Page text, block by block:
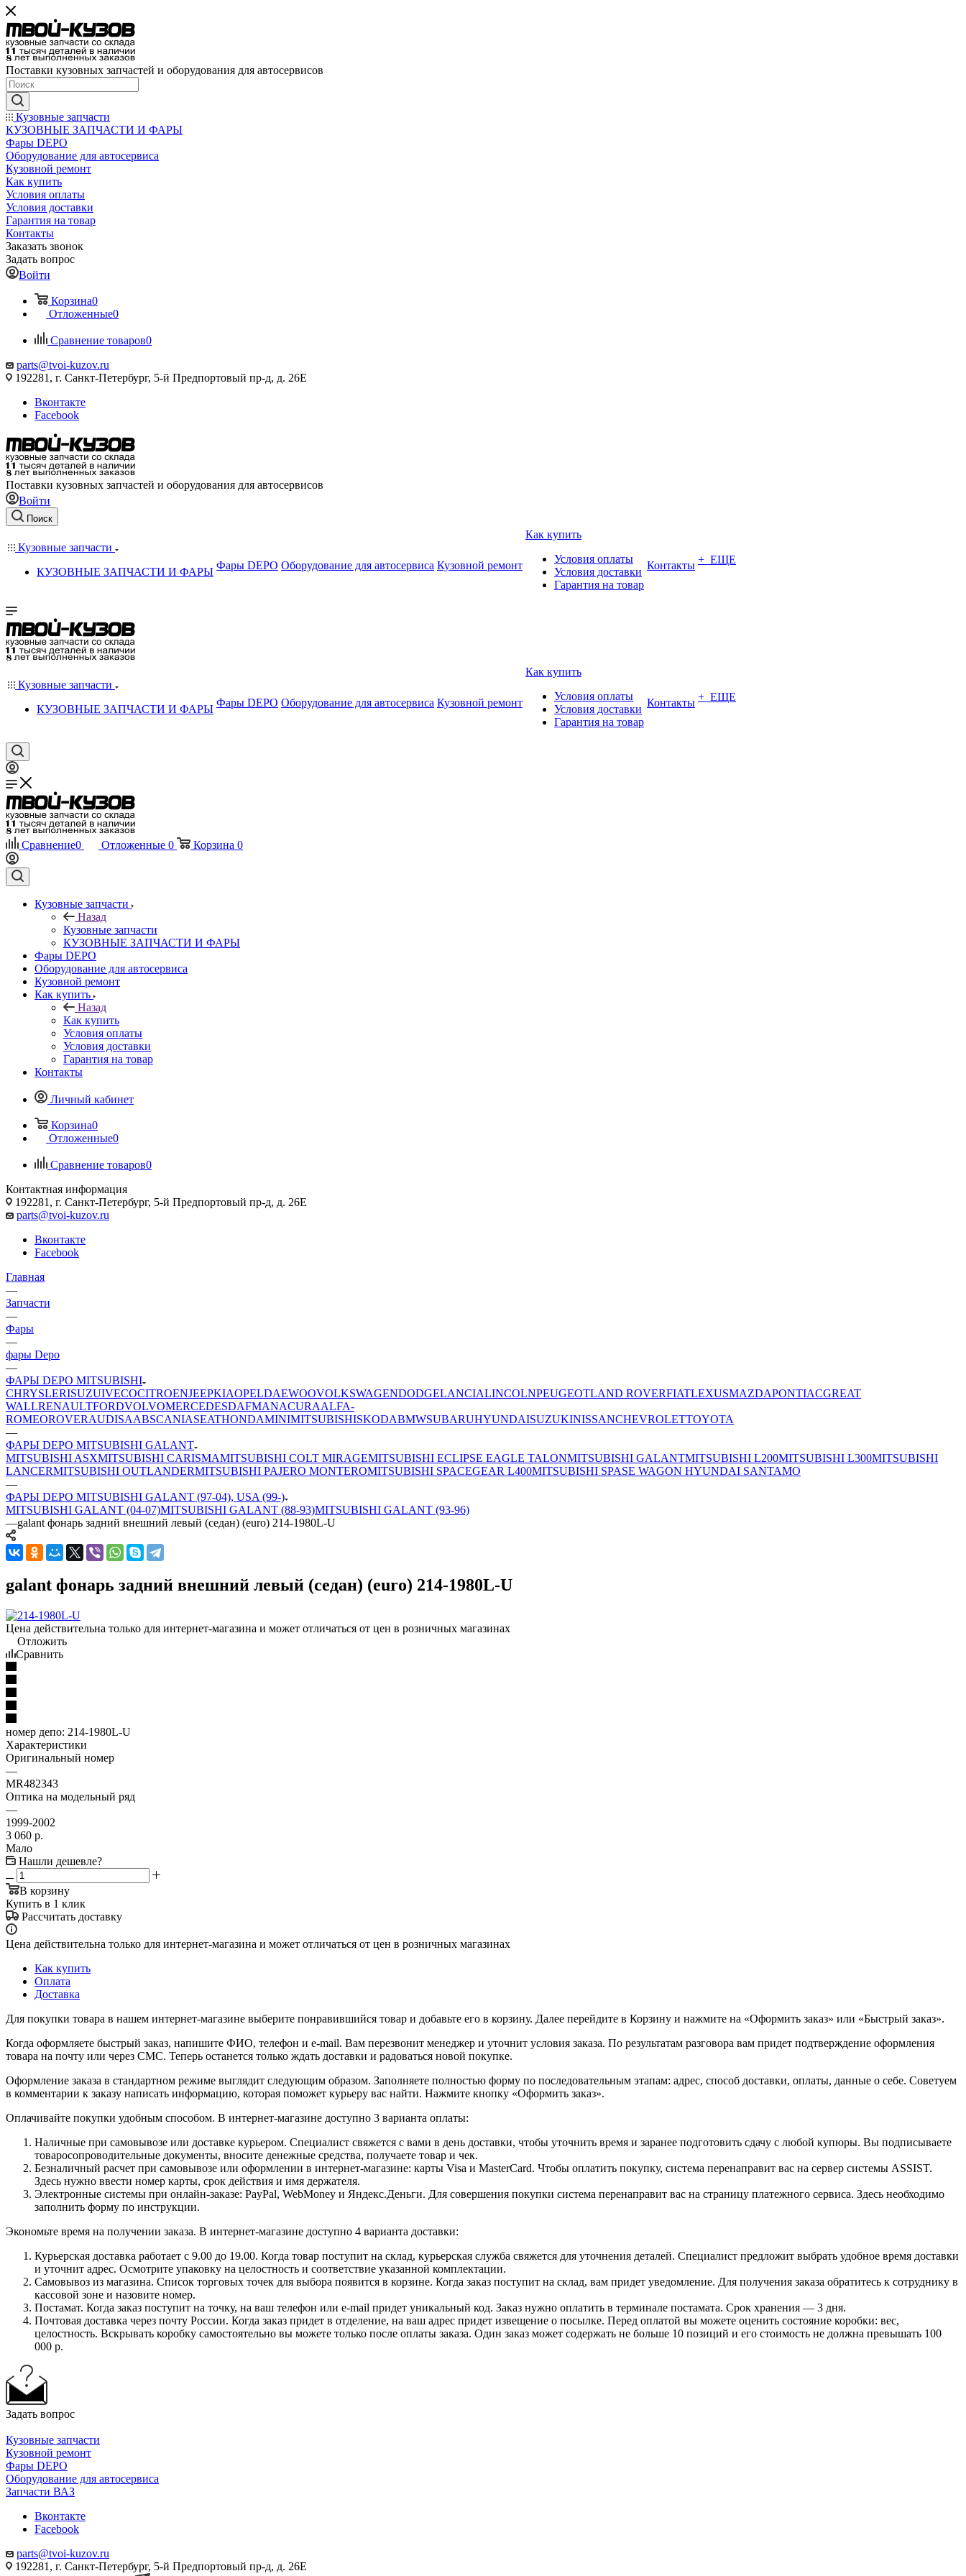
Поставки кузовных запчастей и оборудования для автосервисов
Кузовные запчасти
КУЗОВНЫЕ ЗАПЧАСТИ И ФАРЫ
Фары DEPO
Оборудование для автосервиса
Кузовной ремонт
Как купить
Условия оплаты
Условия доставки
Гарантия на товар
Контакты
Заказать звонок
Задать вопрос
Войти
Корзина0
Отложенные0
Сравнение товаров0
parts@tvoi-kuzov.ru
192281, г. Санкт-Петербург, 5-й Предпортовый пр-д, д. 26Е
Вконтакте
Facebook
Поставки кузовных запчастей и оборудования для автосервисов
Войти
Поиск
Кузовные запчасти
КУЗОВНЫЕ ЗАПЧАСТИ И ФАРЫ
Фары DEPO Оборудование для автосервиса Кузовной ремонт
Как купить
Условия оплаты
Условия доставки
Гарантия на товар
Контакты + ЕЩЕ
Кузовные запчасти
КУЗОВНЫЕ ЗАПЧАСТИ И ФАРЫ
Фары DEPO Оборудование для автосервиса Кузовной ремонт
Как купить
Условия оплаты
Условия доставки
Гарантия на товар
Контакты + ЕЩЕ
Сравнение0 Отложенные 0 Корзина 0
Кузовные запчасти
Назад
Кузовные запчасти
КУЗОВНЫЕ ЗАПЧАСТИ И ФАРЫ
Фары DEPO
Оборудование для автосервиса
Кузовной ремонт
Как купить
Назад
Как купить
Условия оплаты
Условия доставки
Гарантия на товар
Контакты
Личный кабинет
Корзина0
Отложенные0
Сравнение товаров0
Контактная информация
192281, г. Санкт-Петербург, 5-й Предпортовый пр-д, д. 26Е
parts@tvoi-kuzov.ru
Вконтакте
Facebook
Главная
—
Запчасти
—
Фары
—
фары Depo
—
ФАРЫ DEPO MITSUBISHI
CHRYSLERISUZUIVECOCITROENJEEPKIAOPELDAEWOOVOLKSWAGENDODGELANCIALINCOLNPEUGEOTLAND ROVERFIATLEXUSMAZDAPONTIACGREAT
WALLRENAULTFORDVOLVOMERCEDESDAFMANACURAALFA-
ROMEOROVERAUDISAABSCANIASEATHONDAMINIMITSUBISHISKODABMWSUBARUHYUNDAISUZUKINISSANCHEVROLETTOYOTA
—
ФАРЫ DEPO MITSUBISHI GALANT
MITSUBISHI ASXMITSUBISHI CARISMAMITSUBISHI COLT MIRAGEMITSUBISHI ECLIPSE EAGLE TALONMITSUBISHI GALANTMITSUBISHI L200MITSUBISHI L300MITSUBISHI
LANCERMITSUBISHI OUTLANDERMITSUBISHI PAJERO MONTEROMITSUBISHI SPACEGEAR L400MITSUBISHI SPASE WAGON HYUNDAI SANTAMO
—
ФАРЫ DEPO MITSUBISHI GALANT (97-04), USA (99-)
MITSUBISHI GALANT (04-07)MITSUBISHI GALANT (88-93)MITSUBISHI GALANT (93-96)
—galant фонарь задний внешний левый (седан) (euro) 214-1980L-U
galant фонарь задний внешний левый (седан) (euro) 214-1980L-U
Цена действительна только для интернет-магазина и может отличаться от цен в розничных магазинах
Отложить
Сравнить
номер депо: 214-1980L-U
Характеристики
Оригинальный номер
—
MR482343
Оптика на модельный ряд
—
1999-2002
3 060 р.
Мало
Нашли дешевле?
В корзину
Купить в 1 клик
Рассчитать доставку
Цена действительна только для интернет-магазина и может отличаться от цен в розничных магазинах
Как купить
Оплата
Доставка
Для покупки товара в нашем интернет-магазине выберите понравившийся товар и добавьте его в корзину. Далее перейдите в Корзину и нажмите на «Оформить заказ» или «Быстрый заказ».
Когда оформляете быстрый заказ, напишите ФИО, телефон и e-mail. Вам перезвонит менеджер и уточнит условия заказа. По результатам разговора вам придет подтверждение оформления
товара на почту или через СМС. Теперь останется только ждать доставки и радоваться новой покупке.
Оформление заказа в стандартном режиме выглядит следующим образом. Заполняете полностью форму по последовательным этапам: адрес, способ доставки, оплаты, данные о себе. Советуем
в комментарии к заказу написать информацию, которая поможет курьеру вас найти. Нажмите кнопку «Оформить заказ».
Оплачивайте покупки удобным способом. В интернет-магазине доступно 3 варианта оплаты:
Наличные при самовывозе или доставке курьером. Специалист свяжется с вами в день доставки, чтобы уточнить время и заранее подготовить сдачу с любой купюры. Вы подписываете
товаросопроводительные документы, вносите денежные средства, получаете товар и чек.
Безналичный расчет при самовывозе или оформлении в интернет-магазине: карты Visa и MasterCard. Чтобы оплатить покупку, система перенаправит вас на сервер системы ASSIST.
Здесь нужно ввести номер карты, срок действия и имя держателя.
Электронные системы при онлайн-заказе: PayPal, WebMoney и Яндекс.Деньги. Для совершения покупки система перенаправит вас на страницу платежного сервиса. Здесь необходимо
заполнить форму по инструкции.
Экономьте время на получении заказа. В интернет-магазине доступно 4 варианта доставки:
Курьерская доставка работает с 9.00 до 19.00. Когда товар поступит на склад, курьерская служба свяжется для уточнения деталей. Специалист предложит выбрать удобное время доставки
и уточнит адрес. Осмотрите упаковку на целостность и соответствие указанной комплектации.
Самовывоз из магазина. Список торговых точек для выбора появится в корзине. Когда заказ поступит на склад, вам придет уведомление. Для получения заказа обратитесь к сотруднику в
кассовой зоне и назовите номер.
Постамат. Когда заказ поступит на точку, на ваш телефон или e-mail придет уникальный код. Заказ нужно оплатить в терминале постамата. Срок хранения — 3 дня.
Почтовая доставка через почту России. Когда заказ придет в отделение, на ваш адрес придет извещение о посылке. Перед оплатой вы можете оценить состояние коробки: вес,
целостность. Вскрывать коробку самостоятельно вы можете только после оплаты заказа. Один заказ может содержать не больше 10 позиций и его стоимость не должна превышать 100
000 р.
Задать вопрос
Кузовные запчасти
Кузовной ремонт
Фары DEPO
Оборудование для автосервиса
Запчасти ВАЗ
Вконтакте
Facebook
parts@tvoi-kuzov.ru
192281, г. Санкт-Петербург, 5-й Предпортовый пр-д, д. 26Е